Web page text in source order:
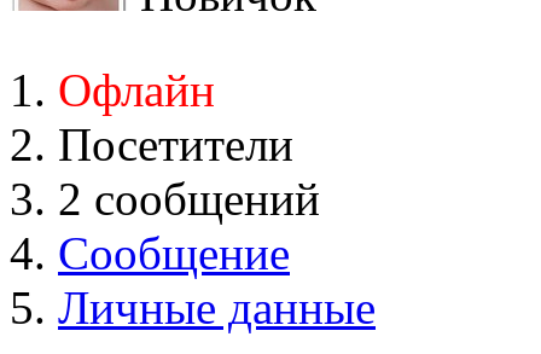
Офлайн
Посетители
2 сообщений
Сообщение
Личные данные